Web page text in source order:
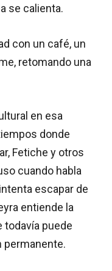
se calienta.
con un café, un
retomando una
en esa
donde
Fetiche y otros
cuando habla
escapar de
entiende la
todavía puede
permanente.